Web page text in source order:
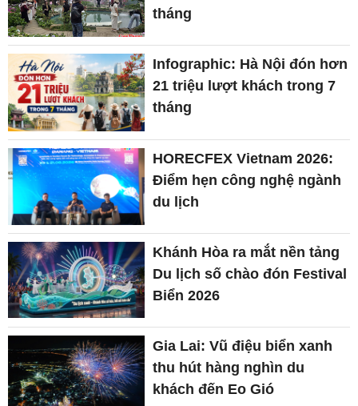
tháng
Infographic: Hà Nội đón hơn
21 triệu lượt khách trong 7
tháng
HORECFEX Vietnam 2026:
Điểm hẹn công nghệ ngành
du lịch
Khánh Hòa ra mắt nền tảng
Du lịch số chào đón Festival
Biển 2026
Gia Lai: Vũ điệu biển xanh
thu hút hàng nghìn du
khách đến Eo Gió